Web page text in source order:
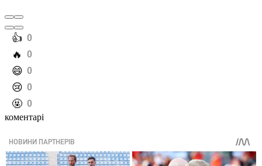
️👍 0
️🔥 0
️😄 0
️😢 0
️🤬 0
коментарі